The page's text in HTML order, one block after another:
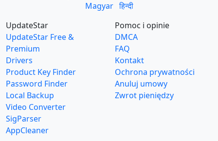
Magyar हिन्दी
UpdateStar
UpdateStar Free &
Premium
Drivers
Product Key Finder
Password Finder
Local Backup
Video Converter
SigParser
AppCleaner
Pomoc i opinie
DMCA
FAQ
Kontakt
Ochrona prywatności
Anuluj umowy
Zwrot pieniędzy